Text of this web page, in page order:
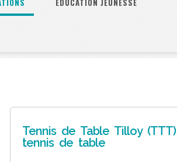
ÉDUCATION JEUNESSE
Tennis de Table Tilloy (TTT)
tennis de table